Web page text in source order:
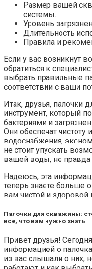
Размер вашей
системы.
Уровень
Длительность
Правила и
Если у вас возникнут
обратиться к
выбрать правильные
соответствии с ваши
Итак, друзья, палочки
инструмент, который
бактериями и
Они обеспечат чистоту
водоснабжения,
не стоит упускать
вашей воды, не правда
Надеюсь, эта
теперь знаете больше
вам чистой и здоровой
Палочки для скважины:
все, что вам нужно знать
Привет друзья!
информацией о
из вас слышали о них,